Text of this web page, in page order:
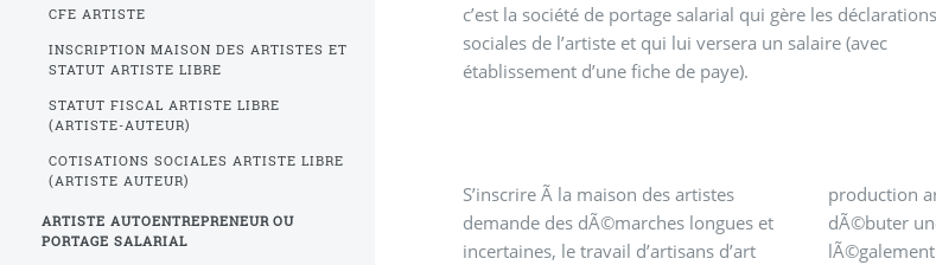
c’est la société de portage salarial qui gère les déclarations
sociales de l’artiste et qui lui versera un salaire (avec
établissement d’une fiche de paye).
S’inscrire Ã la maison des artistes
demande des dÃ©marches longues et
incertaines, le travail d’artisans d’art
production artistique. Aussi, pour
dÃ©buter une activitÃ© artistique
lÃ©galement et sans dÃ©lai, le
d’auto-entrepreneur sont des
CFE ARTISTE
INSCRIPTION MAISON DES ARTISTES ET
STATUT ARTISTE LIBRE
STATUT FISCAL ARTISTE LIBRE
(ARTISTE-AUTEUR)
COTISATIONS SOCIALES ARTISTE LIBRE
(ARTISTE AUTEUR)
ARTISTE AUTOENTREPRENEUR OU
PORTAGE SALARIAL